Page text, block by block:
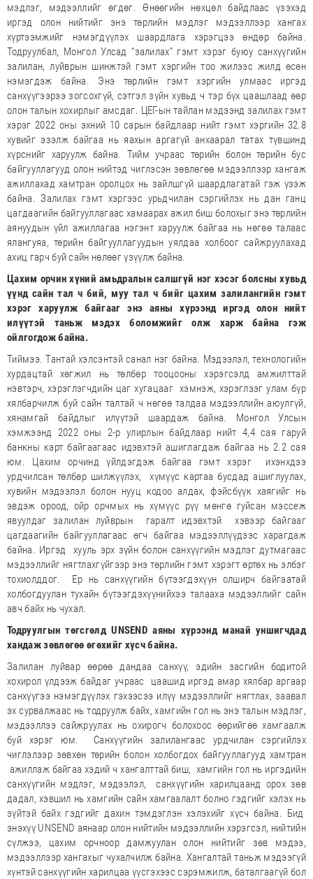
мэдлэг, мэдээллийг өгдөг. Өнөөгийн нөхцөл байдлаас үзэхэд
иргэд олон нийтийг энэ төрлийн мэдлэг мэдээллээр хангах
хүртээмжийг нэмэгдүүлэх шаардлага хэрэгцээ өндөр байна.
Тодруулбал, Монгол Улсад “залилах” гэмт хэрэг буюу санхүүгийн
залилан, луйврын шинжтэй гэмт хэргийн тоо жилээс жилд өсөн
нэмэгдэж байна. Энэ төрлийн гэмт хэргийн улмаас иргэд
санхүүгээрээ зогсохгүй, сэтгэл зүйн хувьд ч тэр бүх цаашлаад өөр
олон талын хохирлыг амсдаг. ЦЕГ-ын тайлан мэдээнд залилах гэмт
хэрэг 2022 оны эхний 10 сарын байдлаар нийт гэмт хэргийн 32.8
хувийг эзэлж байгаа нь яахын аргагүй анхаарал татах түвшинд
хүрснийг харуулж байна. Тийм учраас төрийн болон төрийн бус
байгууллагууд олон нийтэд чиглэсэн зөвлөгөө мэдээллээр хангаж
ажиллахад хамтран оролцох нь зайлшгүй шаардлагатай гэж үзэж
байна. Залилах гэмт хэргээс урьдчилан сэргийлэх нь дан ганц
цагдаагийн байгууллагаас хамаарах ажил биш болохыг энэ төрлийн
аянуудын үйл ажиллагаа нэгэнт харуулж байгаа нь нөгөө талаас
ялангуяа, төрийн байгууллагуудын уялдаа холбоог сайжруулахад
ахиц гарч буй сайн нөлөөг үзүүлж байна.
Цахим орчин хүний амьдралын салшгүй нэг хэсэг болсны хувьд
үүнд сайн тал ч бий, муу тал ч бийг цахим залилангийн гэмт
хэрэг харуулж байгааг энэ аяны хүрээнд иргэд олон нийт
илүүтэй таньж мэдэх боломжийг олж харж байна гэж
ойлгогдож байна.
Тиймээ. Тантай хэлсэнтэй санал нэг байна. Мэдээлэл, технологийн
хурдацтай хөгжил нь төлбөр тооцооны хэрэгсэлд амжилттай
нэвтэрч, хэрэглэгчдийн цаг хугацааг хэмнэж, хэрэглээг улам бүр
хялбарчилж буй сайн талтай ч нөгөө талдаа мэдээллийн аюулгүй,
хянамгай байдлыг илүүтэй шаардаж байна. Монгол Улсын
хэмжээнд 2022 оны 2-р улирлын байдлаар нийт 4,4 сая гаруй
банкны карт байгаагаас идэвхтэй ашиглагдаж байгаа нь 2.2 сая
юм. Цахим орчинд үйлдэгдэж байгаа гэмт хэрэг ихэнхдээ
урдчилсан төлбөр шилжүүлэх, хүмүүс картаа бусдад ашиглуулах,
хувийн мэдээлэл болон нууц кодоо алдах, фэйсбүүк хаягийг нь
эвдэж ороод, ойр орчмых нь хүмүүс рүү мөнгө гуйсан мэссеж
явуулдаг залилан луйврын гаралт идэвхтэй хэвээр байгааг
цагдаагийн байгууллагаас өгч байгаа мэдээллүүдээс харагдаж
байна. Иргэд хууль эрх зүйн болон санхүүгийн мэдлэг дутмагаас
мэдээллийг нягтлахгүйгээр энэ төрлийн гэмт хэрэгт өртөх нь элбэг
тохиолддог. Ер нь санхүүгийн бүтээгдэхүүн олширч байгаатай
холбогдуулан тухайн бүтээгдэхүүнийхээ талааха мэдээллийг сайн
авч байх нь чухал.
Тодруулгын төгсгөлд UNSEND аяны хүрээнд манай уншигчдад
хандаж зөвлөгөө өгөхийг хүсч байна.
Залилан луйвар өөрөө дандаа санхүү, эдийн засгийн бодитой
хохирол үлдээж байдаг учраас цаашид иргэд амар хялбар аргаар
санхүүгээ нэмэгдүүлэх гэхээсээ илүү мэдээллийг нягтлах, заавал
эх сурвалжаас нь тодруулж байх, хамгийн гол нь энэ талын мэдлэг,
мэдээллээ сайжруулах нь охирогч болохоос өөрийгөө хамгаалж
буй хэрэг юм. Санхүүгийн залилангаас урдчилан сэргийлэх
чиглэлээр зөвхөн төрийн болон холбогдох байгууллагууд хамтран
ажиллаж байгаа хэдий ч хангалттай биш, хамгийн гол нь иргэдийн
санхүүгийн мэдлэг, мэдээлэл, санхүүгийн харилцаанд орох зөв
дадал, хэвшил нь хамгийн сайн хамгаалалт болно гэдгийг хэлэх нь
зүйтэй байх гэдгийг дахин тэмдэглэн хэлэхийг хүсч байна. Бид
энэхүү UNSEND аянаар олон нийтийн мэдээллийн хэрэгсэл, нийтийн
сүлжээ, цахим орчноор дамжуулан олон нийтийг зөв мэдээ,
мэдээллээр хангахыг чухалчилж байна. Хангалтай таньж мэдээгүй
хүнтэй санхүүгийн харилцаа үүсгэхээс сэрэмжилж, баталгаагүй бол